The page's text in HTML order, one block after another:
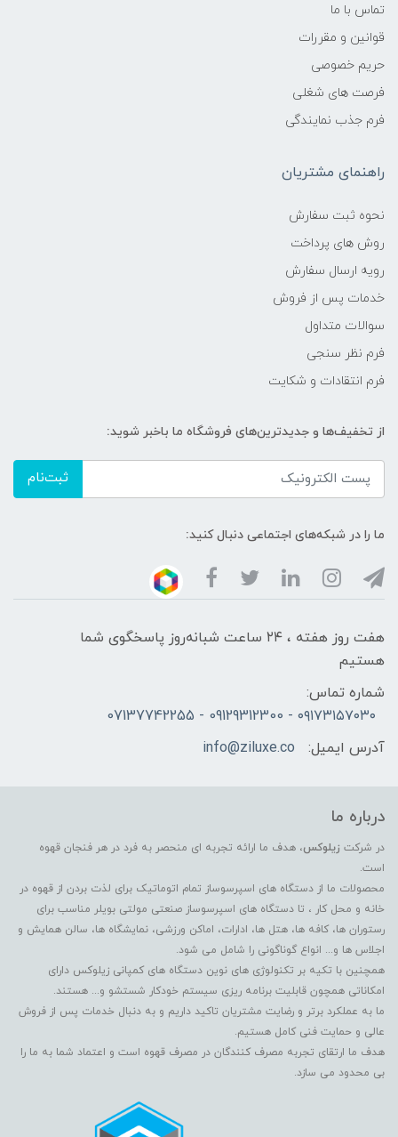
تماس با ما
قوانین و مقررات
حریم خصوصی
فرصت های شغلی
فرم جذب نمایندگی
راهنمای مشتریان
نحوه ثبت سفارش
روش های پرداخت
رویه ارسال سفارش
خدمات پس از فروش
سوالات متداول
فرم نظر سنجی
فرم انتقادات و شکایت
از تخفیف‌ها و جدیدترین‌های فروشگاه ما باخبر شوید:
ثبت‌نام
ما را در شبکه‌های اجتماعی دنبال کنید:
هفت روز هفته ، ۲۴ ساعت شبانه‌روز پاسخگوی شما
هستیم
شماره تماس:
۰۹۱۷۳۱۵۷۰۳۰ - 09129312300 - 07137742255
آدرس ایمیل:
info@ziluxe.co
درباره ما
در شرکت زیلوکس، هدف ما ارائه تجربه ای منحصر به فرد در هر فنجان قهوه
است.
محصولات ما از دستگاه های اسپرسوساز تمام اتوماتیک برای لذت بردن از قهوه در
خانه و محل کار ، تا دستگاه های اسپرسوساز صنعتی مولتی بویلر مناسب برای
رستوران ها، کافه ها، هتل ها، ادارات، اماکن ورزشی، نمایشگاه ها، سالن همایش و
اجلاس ها و... انواع گوناگونی را شامل می شود.
همچنین با تکیه بر تکنولوژی های نوین دستگاه های کمپانی زیلوکس دارای
امکاناتی همچون قابلیت برنامه ریزی سیستم خودکار شستشو و... هستند.
ما به عملکرد برتر و رضایت مشتریان تاکید داریم و به دنبال خدمات پس از فروش
عالی و حمایت فنی کامل هستیم.
هدف ما ارتقای تجربه مصرف کنندگان در مصرف قهوه است و اعتماد شما به ما را
بی محدود می سازد.